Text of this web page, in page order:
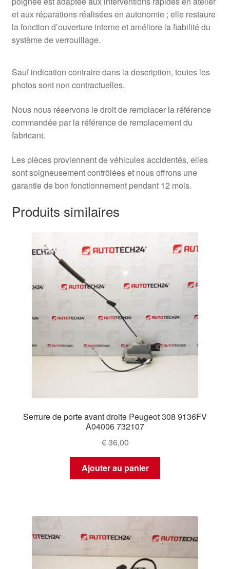
et aux réparations réalisées en autonomie ; elle restaure
la fonction d’ouverture interne et améliore la fiabilité du
système de verrouillage.
Sauf indication contraire dans la description, toutes les
photos sont non contractuelles.
Nous nous réservons le droit de remplacer la référence
commandée par la référence de remplacement du
fabricant.
Les pièces proviennent de véhicules accidentés, elles
sont soigneusement contrôlées et nous offrons une
garantie de bon fonctionnement pendant 12 mois.
Produits similaires
Serrure de porte avant droite Peugeot 308 9136FV
A04006 732107
€36,00
Ajouter au panier